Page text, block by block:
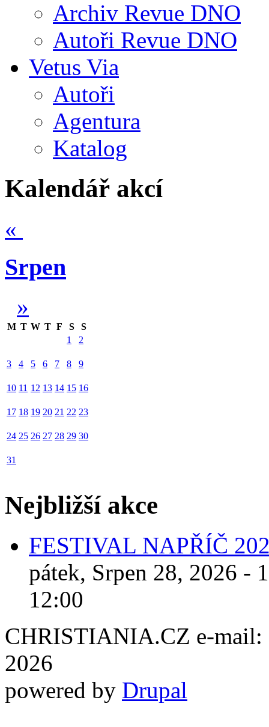
Archiv Revue DNO
Autoři Revue DNO
Vetus Via
Autoři
Agentura
Katalog
Kalendář akcí
«
Srpen
»
M T W T F S
S
1
2
3 4 5 6 7 8 9
10 11 12 13 14 15 16
17 18 19 20 21 22 23
24 25 26 27 28 29 30
31
Nejbližší akce
FESTIVAL NAPŘÍČ
pátek, Srpen 28, 2026 -
12:00
CHRISTIANIA.CZ e-mail:
2026
powered by Drupal